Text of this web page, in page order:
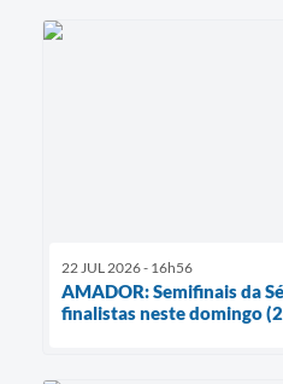
22 JUL 2026 - 16h56
AMADOR: Semifinais da
finalistas neste domingo